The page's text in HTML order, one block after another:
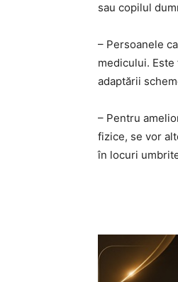
sau copilul
– Persoanele
medicului.
adaptării
– Pentru
fizice, se vor
în locuri